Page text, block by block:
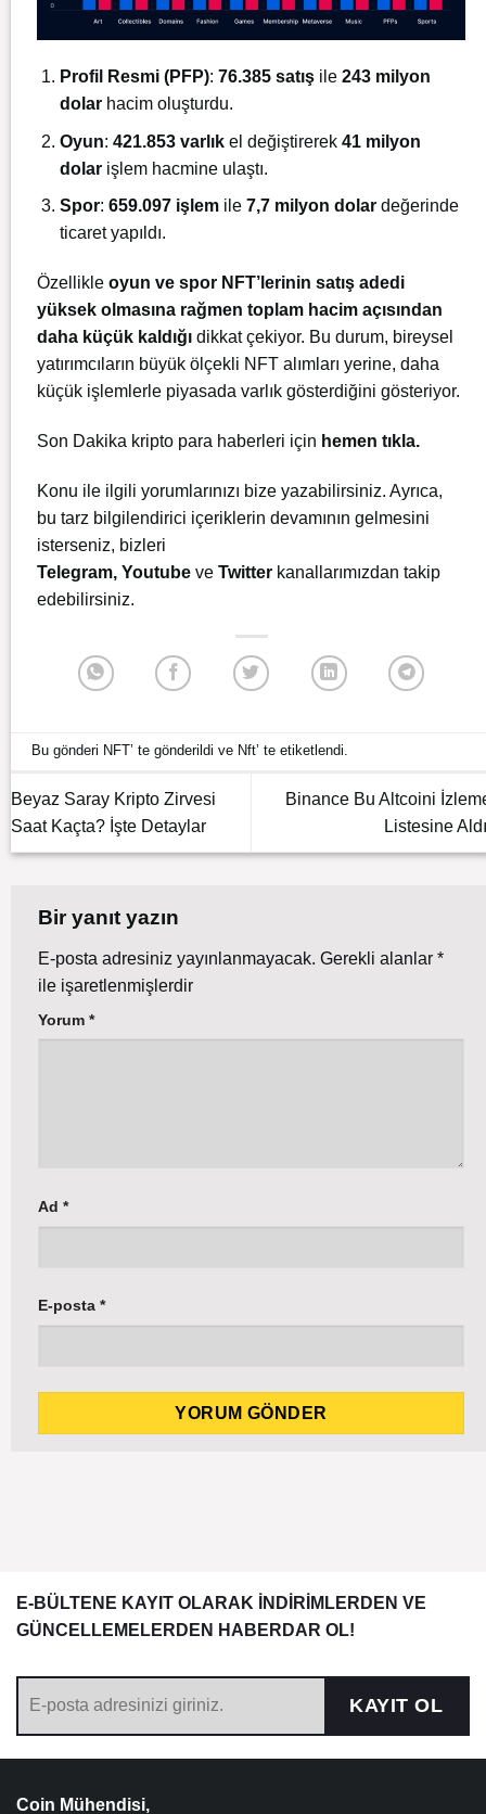
Profil Resmi (PFP): 76.385 satışile 243 milyon
dolarhacim oluşturdu.
Oyun: 421.853 varlıkel değiştirerek 41 milyon
dolarişlem hacmine ulaştı.
Spor: 659.097 işlemile 7,7 milyon dolardeğerinde
ticaret yapıldı.
Özellikle oyun ve spor NFT’lerinin satış adedi
yüksek olmasına rağmen toplam hacim açısından
daha küçük kaldığı dikkat çekiyor. Bu durum, bireysel
yatırımcıların büyük ölçekli NFT alımları yerine, daha
küçük işlemlerle piyasada varlık gösterdiğini gösteriyor.
Son Dakika kripto para haberleri için hemen tıkla.
Konu ile ilgili yorumlarınızı bize yazabilirsiniz. Ayrıca,
bu tarz bilgilendirici içeriklerin devamının gelmesini
isterseniz, bizleri
Telegram, Youtube ve Twitter kanallarımızdan takip
edebilirsiniz.
Bu gönderi NFT’ te gönderildi ve Nft’ te etiketlendi.
Beyaz Saray Kripto Zirvesi
Saat Kaçta? İşte Detaylar
Binance Bu Altcoini
Listesine
Bir yanıt yazın
E-posta adresiniz yayınlanmayacak. Gerekli alanlar *
ile işaretlenmişlerdir
Yorum *
Ad *
E-posta *
E-BÜLTENE KAYIT OLARAK İNDİRİMLERDEN VE
GÜNCELLEMELERDEN HABERDAR OL!
KAYIT OL
Coin Mühendisi,